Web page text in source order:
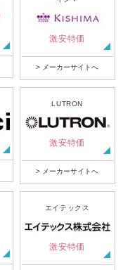
激安特価
> メーカーサイトへ
LUTRON
激安特価
> メーカーサイトへ
エイテックス
激安特価